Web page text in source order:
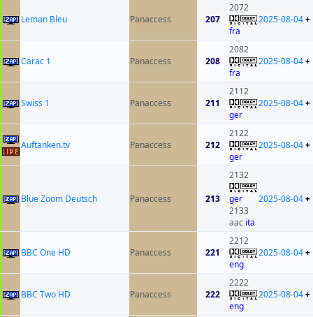
Leman Bleu Panaccess 207
2072
fra
2025-08-04+
Carac 1 Panaccess 208
2082
fra
2025-08-04+
Swiss 1 Panaccess 211
2112
ger
2025-08-04+
Auftanken.tv Panaccess 212
2122
ger
2025-08-04+
Blue Zoom Deutsch Panaccess 213
2132
ger
2133
aac ita
2025-08-04+
BBC One HD Panaccess 221
2212
eng
2025-08-04+
BBC Two HD Panaccess 222
2222
eng
2025-08-04+